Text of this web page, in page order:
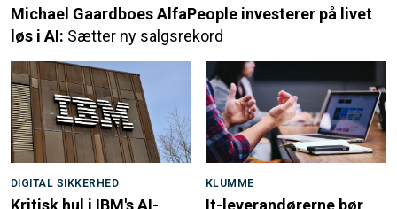
Michael Gaardboes AlfaPeople investerer på livet
løs i AI: Sætter ny salgsrekord
DIGITAL SIKKERHED
Kritisk hul i IBM's AI-
KLUMME
It-leverandørerne bør